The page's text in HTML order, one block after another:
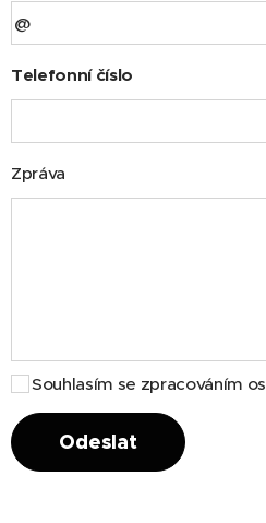
Telefonní číslo
Zpráva
Souhlasím se zpracováním
Odeslat